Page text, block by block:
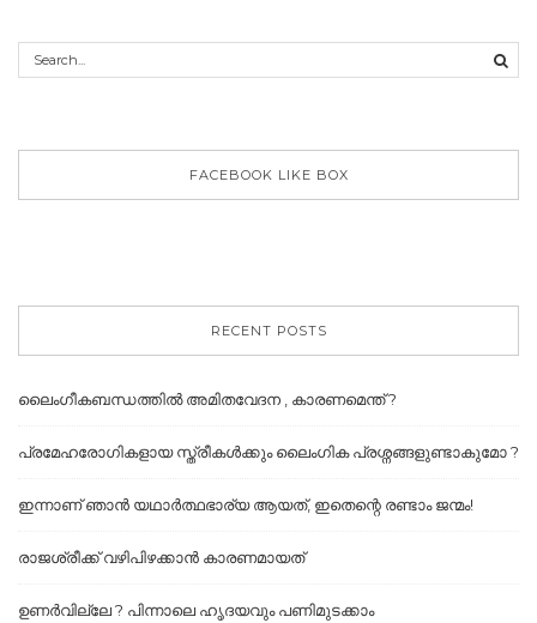
FACEBOOK LIKE BOX
RECENT POSTS
ലൈംഗീകബന്ധത്തില്‍ അമിതവേദന , കാരണമെന്ത് ?
പ്രമേഹരോഗികളായ സ്ത്രീകൾക്കും ലൈംഗിക പ്രശ്നങ്ങളുണ്ടാകുമോ ?
ഇന്നാണ് ഞാൻ യഥാർത്ഥഭാര്യ ആയത്, ഇതെന്റെ രണ്ടാം ജന്മം!
രാജശ്രീക്ക് വഴിപിഴക്കാൻ കാരണമായത്
ഉണർവില്ലേ ? പിന്നാലെ ഹൃദയവും പണിമുടക്കാം